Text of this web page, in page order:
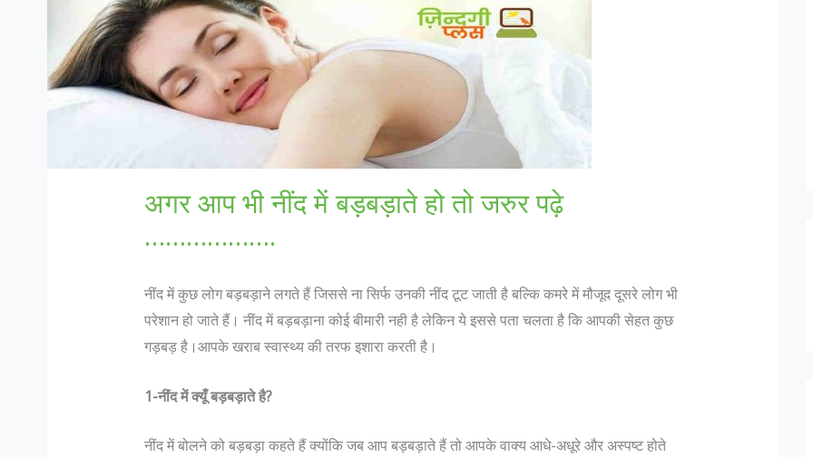
अगर आप भी नींद में बड़बड़ाते हो तो जरुर पढ़े
……………….
नींद में कुछ लोग बड़बड़ाने लगते हैं जिससे ना सिर्फ उनकी नींद टूट जाती है बल्कि कमरे में मौजूद दूसरे लोग भी
परेशान हो जाते हैं। नींद में बड़बड़ाना कोई बीमारी नही है लेकिन ये इससे पता चलता है कि आपकी सेहत कुछ
गड़बड़ है।आपके खराब स्वास्थ्य की तरफ इशारा करती है।
1-नींद में क्यूँ बड़बड़ाते है?
नींद में बोलने को बड़बड़ा कहते हैं क्योंकि जब आप बड़बड़ाते हैं तो आपके वाक्य आधे-अधूरे और अस्पष्ट होते